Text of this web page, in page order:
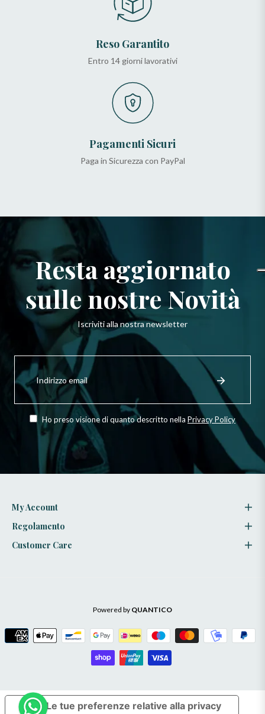
Reso Garantito
Entro 14 giorni lavorativi
Pagamenti Sicuri
Paga in Sicurezza con PayPal
Resta aggiornato
sulle nostre Novità
Iscriviti alla nostra newsletter
ultime
novità,
Registrati
Ho preso visione di quanto descritto nella Privacy Policy
My Account
Regolamento
Customer Care
Powered by QUANTICO
Le tue preferenze relative alla privacy